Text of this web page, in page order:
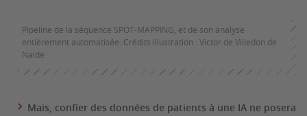
Pipeline de la séquence SPOT-MAPPING, et de son analyse
entièrement automatisée. Crédits illustration : Victor de Villedon de
Naide
Mais, confier des données de patients à une IA ne posera